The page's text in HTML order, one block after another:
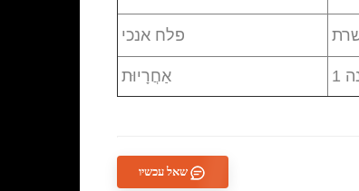
פלח אנכי
אַחֲרָיוּת
שאל עכשיו